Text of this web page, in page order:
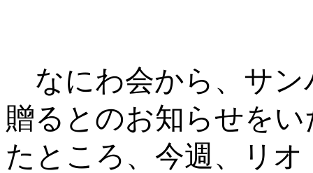
なにわ会から、サン
贈るとのお知らせを
たところ、今週、リ